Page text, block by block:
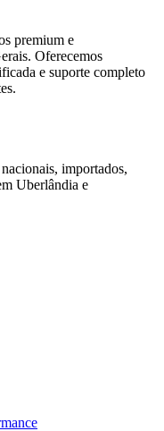
premium e
Oferecemos
e suporte completo
importados,
Uberlândia e